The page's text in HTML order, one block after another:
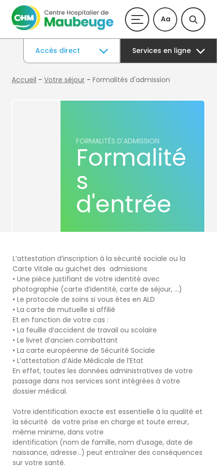
Aa
Accès direct Services en ligne
Accueil - Votre séjour - Formalités d'admission
FORMALITÉS D'ADMISSION
Formalité
s
d'entrée
L’attestation d’inscription à la sécurité sociale ou la
Carte Vitale au guichet des admissions
• Une pièce justifiant de votre identité avec
photographie (carte d’identité, carte de séjour, ...)
• Le protocole de soins si vous êtes en ALD
• La carte de mutuelle si affilié
Et en fonction de votre cas :
• La feuille d’accident de travail ou scolaire
• Le livret d’ancien combattant
• La carte européenne de Sécurité Sociale
• L’attestation d’Aide Médicale de l’Etat
En effet, toutes les données administratives de votre
passage dans nos services sont intégrées à votre
dossier médical.
Votre identification exacte est essentielle à la qualité et
la sécurité de votre prise en charge et toute erreur,
même minime, dans votre
identification (nom de famille, nom d’usage, date de
naissance, adresse...) peut entraîner des conséquences
sur votre santé.